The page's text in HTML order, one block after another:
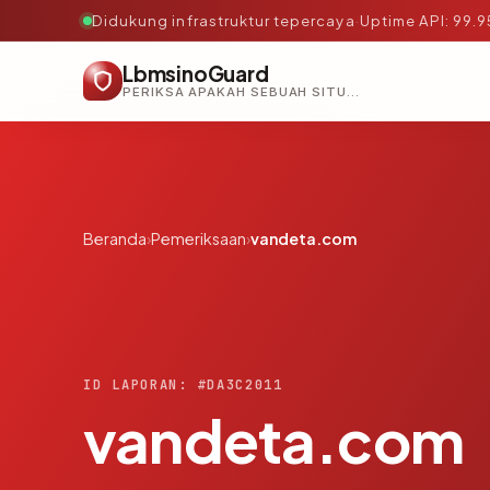
Didukung infrastruktur tepercaya·Uptime API:
LbmsinoGuard
PERIKSA APAKAH SEBUAH SITUS AMAN, TEPERCAYA, DAN TERVERIFIKASI DALAM HITUNGAN DETIK.
Beranda›Pemeriksaan›vandeta.com
ID LAPORAN: #DA3C2011
vandeta.com